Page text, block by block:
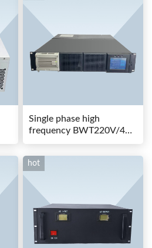
Single phase high
frequency BWT220V/48-
80AS switching power
hot